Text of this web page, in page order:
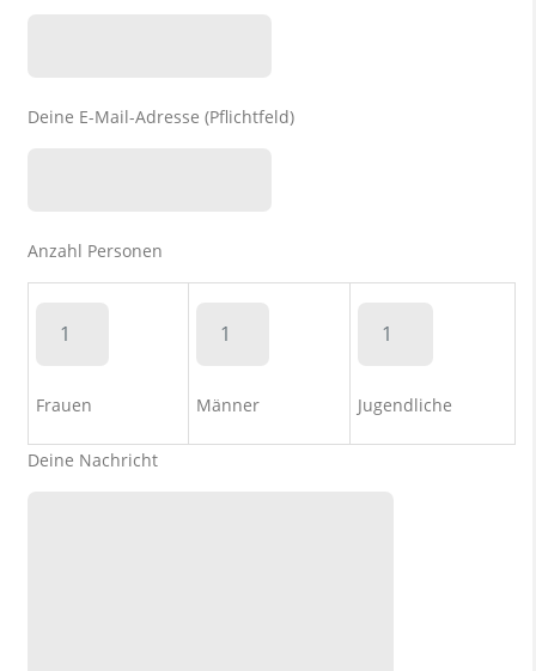
Deine E-Mail-Adresse (Pflichtfeld)
Anzahl Personen
Frauen Männer Jugendliche
Deine Nachricht